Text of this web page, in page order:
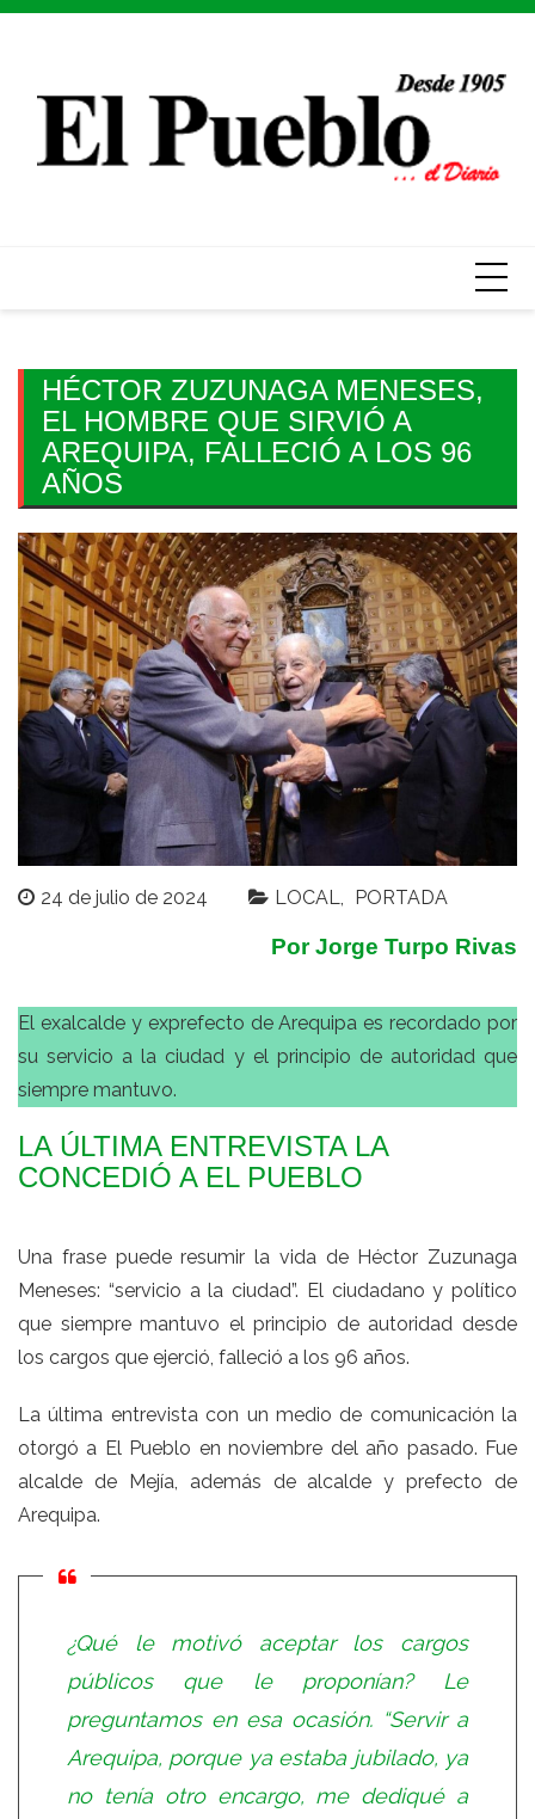
Skip
HÉCTOR ZUZUNAGA MENESES,
EL HOMBRE QUE SIRVIÓ A
AREQUIPA, FALLECIÓ A LOS 96
AÑOS
24 de julio de 2024 LOCAL PORTADA
Por Jorge Turpo Rivas
El exalcalde y exprefecto de Arequipa es recordado por
su servicio a la ciudad y el principio de autoridad que
siempre mantuvo.
LA ÚLTIMA ENTREVISTA LA
CONCEDIÓ A EL PUEBLO
Una frase puede resumir la vida de Héctor Zuzunaga
Meneses: “servicio a la ciudad”. El ciudadano y político
que siempre mantuvo el principio de autoridad desde
los cargos que ejerció, falleció a los 96 años.
La última entrevista con un medio de comunicación la
otorgó a El Pueblo en noviembre del año pasado. Fue
alcalde de Mejía, además de alcalde y prefecto de
Arequipa.
¿Qué le motivó aceptar los cargos
públicos que le proponían? Le
preguntamos en esa ocasión. “Servir a
Arequipa, porque ya estaba jubilado, ya
no tenía otro encargo, me dediqué a